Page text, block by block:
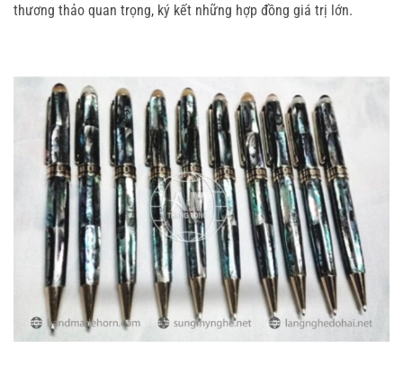
thương thảo quan trọng, ký kết những hợp đồng giá trị lớn.